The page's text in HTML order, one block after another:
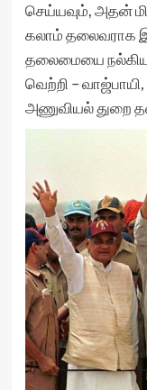
செய்யவும், அதன்
கலாம் தலைவராக
தலைமையை
வெற்றி –
அணுவியல் துறை